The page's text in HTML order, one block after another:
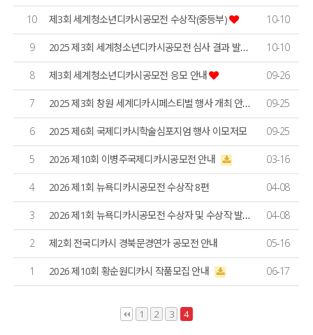
10 제3회 세계청소년디카시공모전 수상작(중등부) 10-10
9 2025 제3회 세계청소년디카시공모전 심사 결과 발표 10-10
8 제3회 세계청소년디카시공모전 응모 안내 09-26
7 2025 제3회 창원 세계디카시페스티벌 행사 개최 안내 09-25
6 2025 제6회 국제디카시학술심포지엄 행사 이모저모 09-25
5 2026 제10회 이병주국제디카시공모전 안내 03-16
4 2026 제1회 뉴욕디카시공모전 수상작 8편 04-08
3 2026 제1회 뉴욕디카시공모전 수상자 및 수상작 발표 04-08
2 제2회 전국디카시 경북문경연가 공모전 안내 05-16
1 2026 제10회 황순원디카시 작품모집 안내 06-17
1 2 3 4